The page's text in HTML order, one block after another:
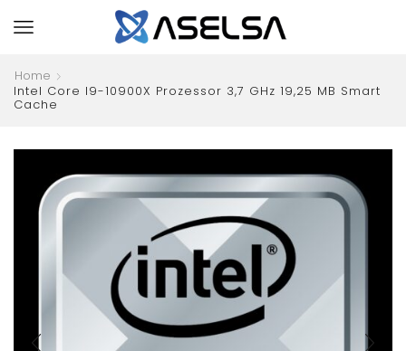
Home
Intel Core I9-10900X Prozessor 3,7 GHz 19,25 MB Smart
Cache